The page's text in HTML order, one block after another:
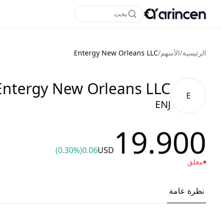
بحث
الرئيسية/الأسهم/
Entergy New Orleans LLC
E
New Orleans LLC
ENJ
19.900
USD
0.06
(0.30%)
مغلق
نظرة عامة